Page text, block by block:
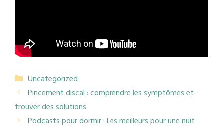
Catégories
Uncategorized
Pincement discal : comprendre les symptômes et
trouver des solutions
Podcasts pour dormir : Les meilleurs pour une nuit